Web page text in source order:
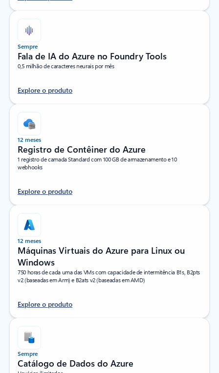
Sempre
Fala de IA do Azure no Foundry Tools
0,5 milhão de caracteres neurais por mês
Explore o produto
12 meses
Registro de Contêiner do Azure
1 registro de camada Standard com 100 GB de armazenamento e 10
webhooks
Explore o produto
12 meses
Máquinas Virtuais do Azure para Linux ou
Windows
750 horas de cada uma das VMs com capacidade de intermitência B1s, B2pts
v2 (baseadas em Arm) e B2ats v2 (baseadas em AMD)
Explore o produto
Sempre
Catálogo de Dados do Azure